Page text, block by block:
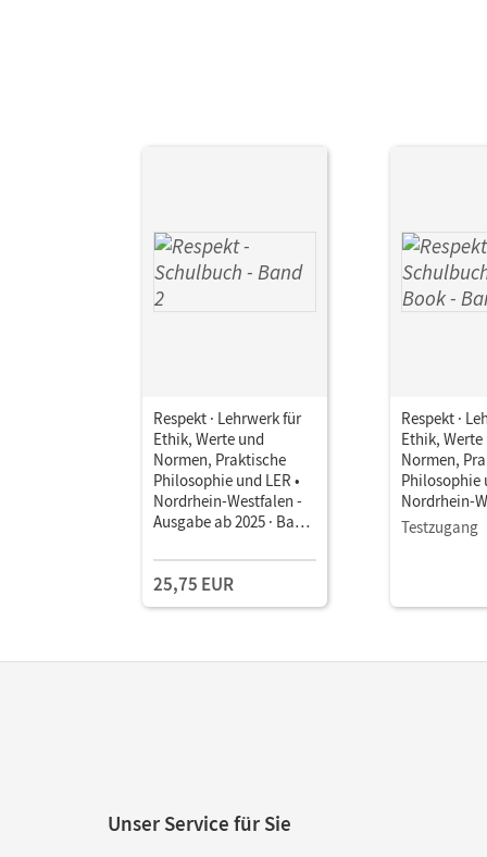
Respekt · Lehrwerk für
Ethik, Werte und
Normen, Praktische
Philosophie und LER •
Nordrhein-Westfalen -
Ausgabe ab 2025 · Band
digitalen Medien
25,75 EUR
Respekt ·
Ethik, Werte
Normen,
Philosophie
Nordrhein-
Ausgabe ab
2 •
Testzugang
Unser Service für Sie